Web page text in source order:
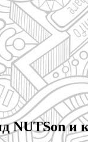
NUTSon и